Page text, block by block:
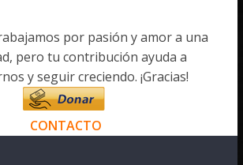
por pasión y amor a una
pero tu contribución ayuda a
y seguir creciendo. ¡Gracias!
CONTACTO